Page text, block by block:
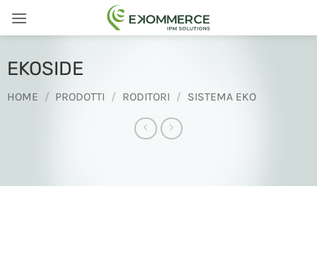
EKOSIDE
HOME / PRODOTTI / RODITORI / SISTEMA EKO